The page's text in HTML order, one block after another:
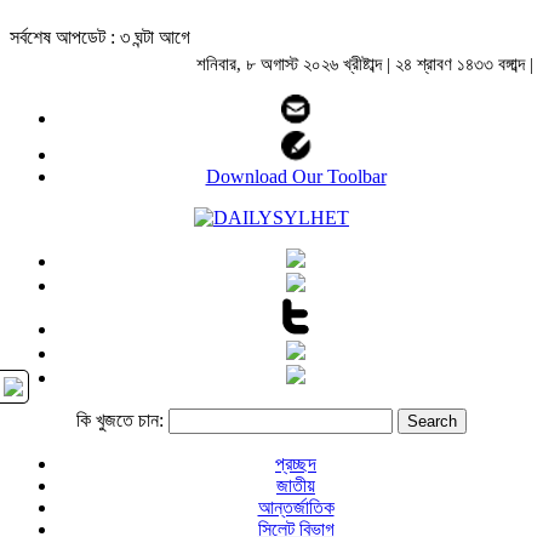
সর্বশেষ আপডেট : ৩ ঘন্টা আগে
শনিবার, ৮ অগাস্ট ২০২৬ খ্রীষ্টাব্দ | ২৪ শ্রাবণ ১৪৩৩ বঙ্গাব্দ |
Download Our Toolbar
কি খুজতে চান:
প্রচ্ছদ
জাতীয়
আন্তর্জাতিক
সিলেট বিভাগ